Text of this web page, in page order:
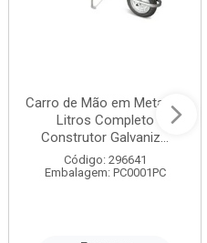
Carro de Mão em Metal 60
Litros Completo
Construtor Galvaniz...
Código: 296641
Embalagem: PC0001PC